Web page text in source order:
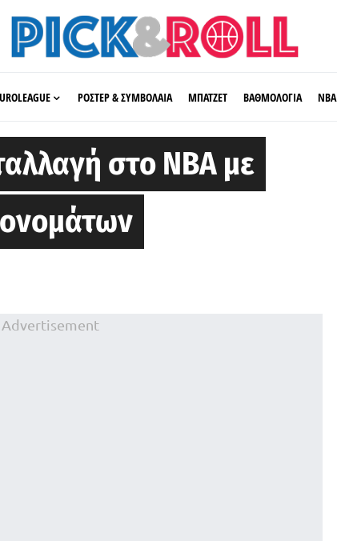
ΡΟΣΤΕΡ & ΣΥΜΒΟΛΑΙΑ ΜΠΑΤΖΕΤ ΒΑΘΜΟΛΟΓΙΑ ΝΒΑ
στο NBA με
Advertisement